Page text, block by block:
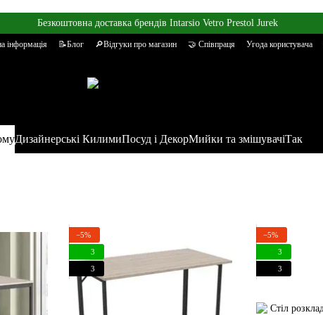
Безкоштовна доставка брендів Intarsio Vetro Prestol Jurek
інформація 📝Блог 🔎Відгуки про магазин 🤝 Співпраця Угода користувача
Дизайнерські КилимиПосуд і ДекорМийки та змішувачіТак
−5%
3
3
−5%
3
3